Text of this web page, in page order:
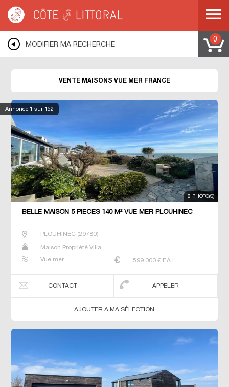
MODIFIER MA RECHERCHE
0
Annonce 1 sur 152
VENTE MAISONS VUE MER FRANCE
8 PHOTO(S)
BELLE MAISON 5 PIECES 140 M² VUE MER PLOUHINEC
PLOUHINEC(29780)
Maison Propriété Villa
Vue mer 599 000 € F.A.I
CONTACT APPELER
AJOUTER A MA SÉLECTION